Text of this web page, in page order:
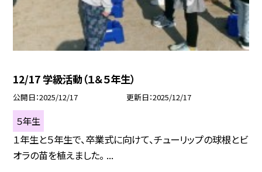
12/17 学級活動（１＆５年生）
公開日 2025/12/17 更新日 2025/12/17
５年生
１年生と５年生で、卒業式に向けて、チューリップの球根とビ
オラの苗を植えました。 ...